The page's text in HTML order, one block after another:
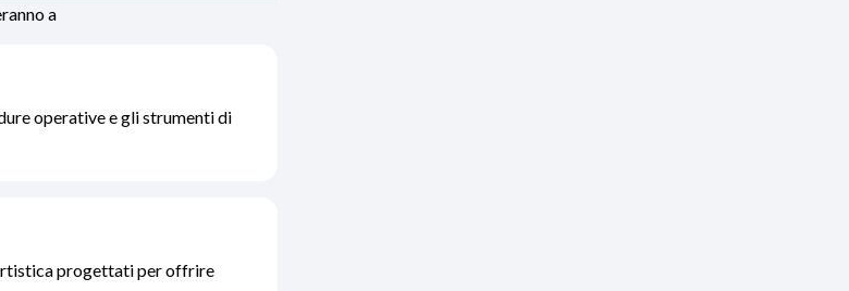
a
operative e gli strumenti di
progettati per offrire